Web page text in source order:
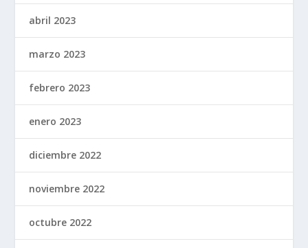
abril 2023
marzo 2023
febrero 2023
enero 2023
diciembre 2022
noviembre 2022
octubre 2022